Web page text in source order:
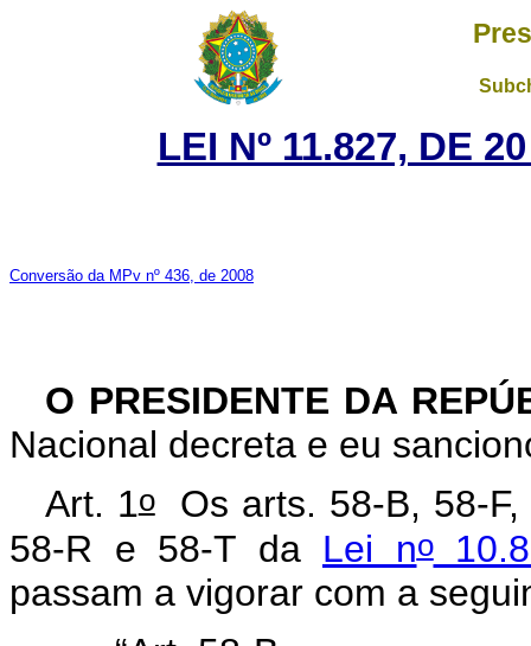
LEI Nº 11.827, DE
Conversão da MPv nº 436, de 2008
O PRESIDENTE DA
Nacional decreta e eu
Art. 1oOs arts. 58-B, 58-F,
58-R e 58-T da Lei no
passam a vigorar com a